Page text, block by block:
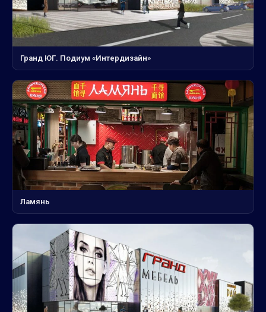
Гранд ЮГ. Подиум «Интердизайн»
Ламянь